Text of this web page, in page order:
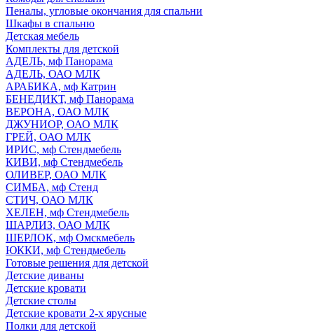
Пеналы, угловые окончания для спальни
Шкафы в спальню
Детская мебель
Комплекты для детской
АДЕЛЬ, мф Панорама
АДЕЛЬ, ОАО МЛК
АРАБИКА, мф Катрин
БЕНЕДИКТ, мф Панорама
ВЕРОНА, ОАО МЛК
ДЖУНИОР, ОАО МЛК
ГРЕЙ, ОАО МЛК
ИРИС, мф Стендмебель
КИВИ, мф Стендмебель
ОЛИВЕР, ОАО МЛК
СИМБА, мф Стенд
СТИЧ, ОАО МЛК
ХЕЛЕН, мф Стендмебель
ШАРЛИЗ, ОАО МЛК
ШЕРЛОК, мф Омскмебель
ЮККИ, мф Стендмебель
Готовые решения для детской
Детские диваны
Детские кровати
Детские столы
Детские кровати 2-х ярусные
Полки для детской